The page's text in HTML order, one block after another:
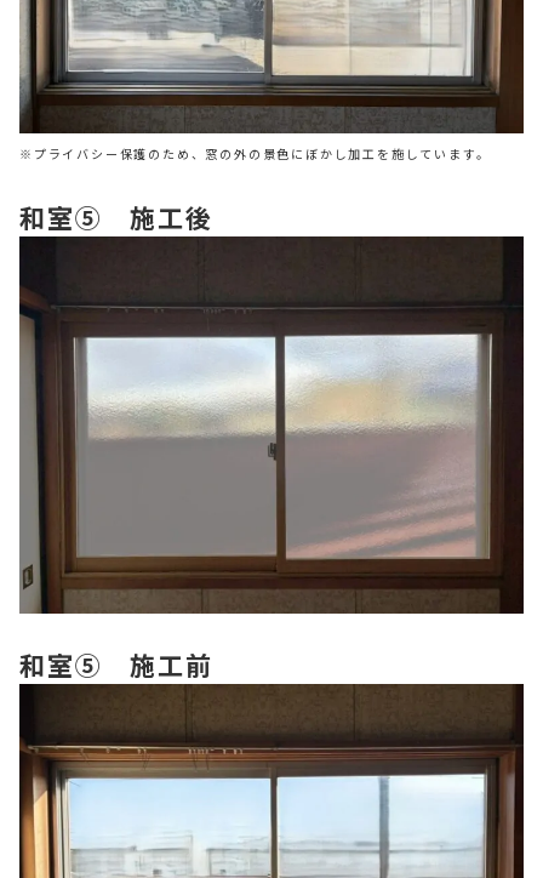
※プライバシー保護のため、窓の外の景色にぼかし加工を施しています。
和室⑤ 施工後
和室⑤ 施工前